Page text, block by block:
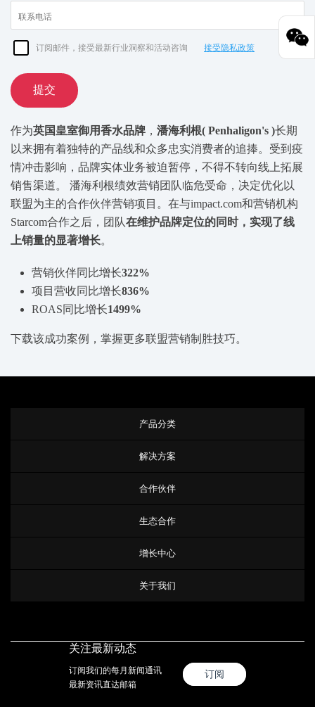
订阅邮件，接受最新行业洞察和活动咨询 接受隐私政策
提交
作为英国皇室御用香水品牌 ， 潘海利根( Penhaligon's )长期
以来拥有着独特的产品线和众多忠实消费者的追捧。受到疫
情冲击影响，品牌实体业务被迫暂停，不得不转向线上拓展
销售渠道。 潘海利根绩效营销团队临危受命，决定优化以
联盟为主的合作伙伴营销项目。在与impact.com和营销机构
Starcom合作之后，团队在维护品牌定位的同时，实现了线
上销量的显著增长。
营销伙伴同比增长322%
项目营收同比增长836%
ROAS同比增长1499%
下载该成功案例，掌握更多联盟营销制胜技巧。
产品分类
解决方案
合作伙伴
生态合作
增长中心
关于我们
关注最新动态
订阅我们的每月新闻通讯
最新资讯直达邮箱
订阅